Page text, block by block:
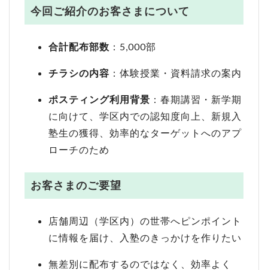
今回ご紹介のお客さまについて
合計配布部数 ：5,000部
チラシの内容 ：体験授業・資料請求の案内
ポスティング利用背景 ：春期講習・新学期
に向けて、学区内での認知度向上、新規入
塾生の獲得、効率的なターゲットへのアプ
ローチのため
お客さまのご要望
店舗周辺（学区内）の世帯へピンポイント
に情報を届け、入塾のきっかけを作りたい
無差別に配布するのではなく、効率よく